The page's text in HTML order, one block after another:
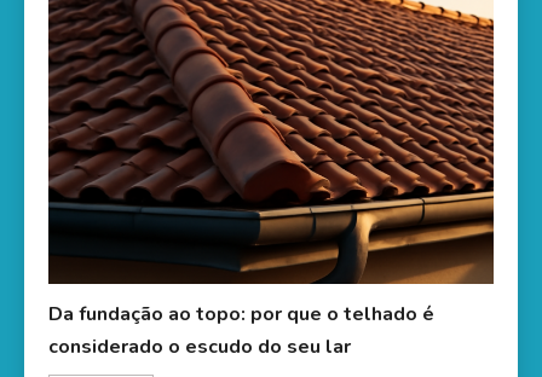
Da fundação ao topo: por que o telhado é
considerado o escudo do seu lar